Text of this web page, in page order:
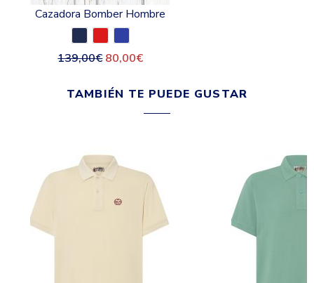
Cazadora Bomber Hombre
139,00€ 80,00€
TAMBIÉN TE PUEDE GUSTAR